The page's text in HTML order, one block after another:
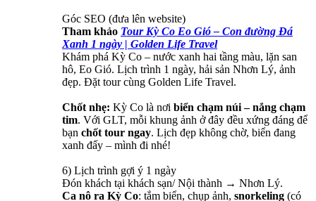
Góc SEO (đưa lên website)
Tham khảo Tour Kỳ Co Eo Gió – Con đường Đá
Xanh 1 ngày | Golden Life Travel
Khám phá Kỳ Co – nước xanh hai tầng màu, lặn san
hô, Eo Gió. Lịch trình 1 ngày, hải sản Nhơn Lý, ảnh
đẹp. Đặt tour cùng Golden Life Travel.
Chốt nhẹ: Kỳ Co là nơi biển chạm núi – nắng chạm
tim. Với GLT, mỗi khung ảnh ở đây đều xứng đáng để
bạn chốt tour ngay. Lịch đẹp không chờ, biển đang
xanh đấy – mình đi nhé!
6) Lịch trình gợi ý 1 ngày
Đón khách tại khách sạn/ Nội thành → Nhơn Lý.
Ca nô ra Kỳ Co: tắm biển, chụp ảnh, snorkeling (có